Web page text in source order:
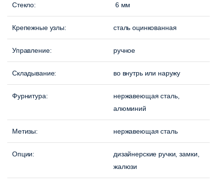
Стекло: 6 мм
Крепежные узлы: сталь оцинкованная
Управление: ручное
Складывание: во внутрь или наружу
Фурнитура:
нержавеющая сталь,
алюминий
Метизы: нержавеющая сталь
Опции:
дизайнерские ручки, замки,
жалюзи